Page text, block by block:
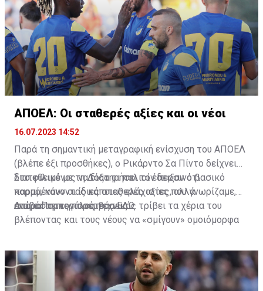
ΑΠΟΕΛ: Οι σταθερές αξίες και οι νέοι
16.07.2023 14:52
Παρά τη σημαντική μεταγραφική ενίσχυση του ΑΠΟΕΛ
(βλέπε έξι προσθήκες), ο Ρικάρντο Σα Πίντο δείχνει
διατεθειμένος να διατηρήσει τον περσινό βασικό
κορμό, κάνοντας κάποιες ελάχιστες, αλλά
απαραίτητες παρεμβάσεις.
Στο φιλικό με τη Δόξα οι παλιοί έδειξαν ότι
παραμένουν οι ίδιες σταθερές αξίες που γνωρίζαμε,
ενώ ο Πορτογάλος τεχνικός τρίβει τα χέρια του
βλέποντας και τους νέους να «σμίγουν» ομοιόμορφα
Διαβάστε περισσότεραΕΔΩ.